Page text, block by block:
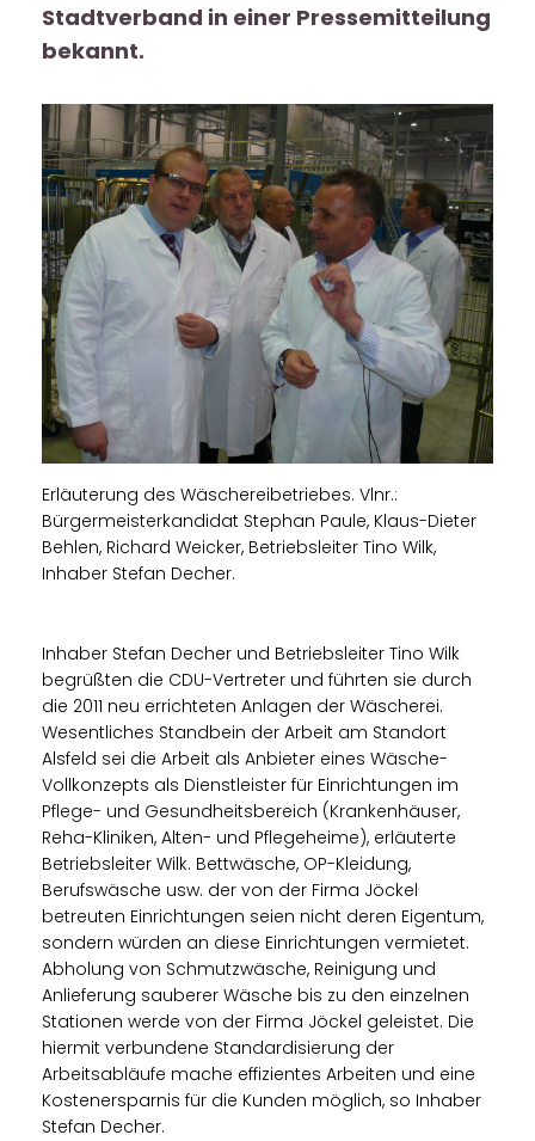
Stadtverband in einer Pressemitteilung
bekannt.
Erläuterung des Wäschereibetriebes. Vlnr.:
Bürgermeisterkandidat Stephan Paule, Klaus-Dieter
Behlen, Richard Weicker, Betriebsleiter Tino Wilk,
Inhaber Stefan Decher.
Inhaber Stefan Decher und Betriebsleiter Tino Wilk
begrüßten die CDU-Vertreter und führten sie durch
die 2011 neu errichteten Anlagen der Wäscherei.
Wesentliches Standbein der Arbeit am Standort
Alsfeld sei die Arbeit als Anbieter eines Wäsche-
Vollkonzepts als Dienstleister für Einrichtungen im
Pflege- und Gesundheitsbereich (Krankenhäuser,
Reha-Kliniken, Alten- und Pflegeheime), erläuterte
Betriebsleiter Wilk. Bettwäsche, OP-Kleidung,
Berufswäsche usw. der von der Firma Jöckel
betreuten Einrichtungen seien nicht deren Eigentum,
sondern würden an diese Einrichtungen vermietet.
Abholung von Schmutzwäsche, Reinigung und
Anlieferung sauberer Wäsche bis zu den einzelnen
Stationen werde von der Firma Jöckel geleistet. Die
hiermit verbundene Standardisierung der
Arbeitsabläufe mache effizientes Arbeiten und eine
Kostenersparnis für die Kunden möglich, so Inhaber
Stefan Decher.